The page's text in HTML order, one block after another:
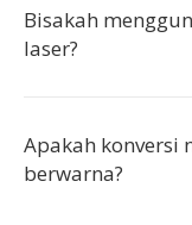
Bisakah
laser?
Apakah konversi
berwarna?